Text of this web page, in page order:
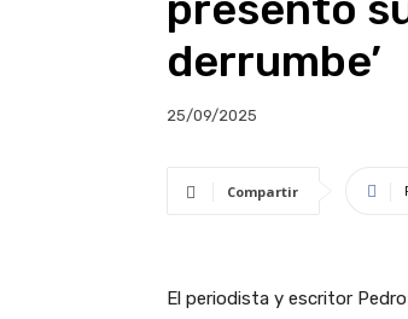
derrumbe’
25/09/2025
Compartir
El periodista y escritor